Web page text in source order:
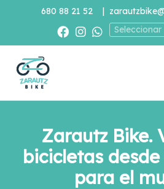
680 88 21 52 |
Zarautz Bike.
bicicletas desde
para el